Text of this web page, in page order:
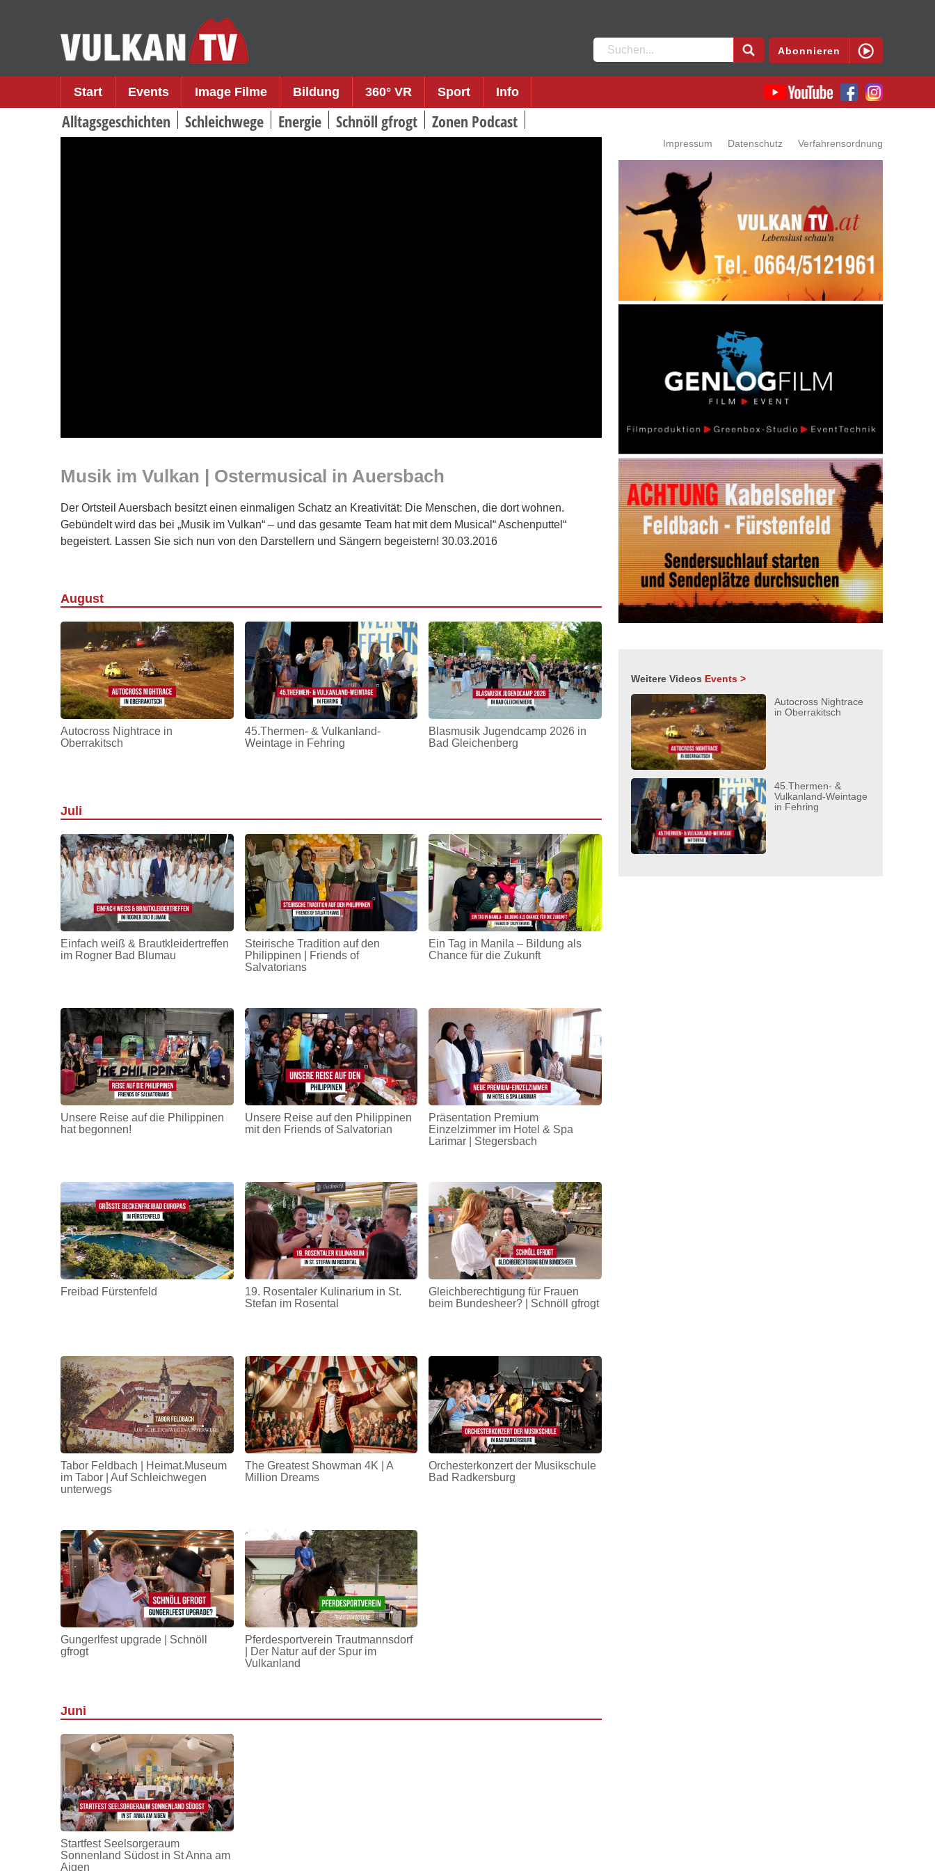
Suchen
nach:
Abonnieren
Start Events Image Filme Bildung 360° VR Sport Info
Alltagsgeschichten Schleichwege Energie Schnöll gfrogt Zonen Podcast
Musik im Vulkan | Ostermusical in Auersbach
Der Ortsteil Auersbach besitzt einen einmaligen Schatz an Kreativität: Die Menschen, die dort wohnen.
Gebündelt wird das bei „Musik im Vulkan“ – und das gesamte Team hat mit dem Musical“ Aschenputtel“
begeistert. Lassen Sie sich nun von den Darstellern und Sängern begeistern! 30.03.2016
August
Autocross Nightrace in
Oberrakitsch
45.Thermen- & Vulkanland-
Weintage in Fehring
Blasmusik Jugendcamp 2026 in
Bad Gleichenberg
Juli
Einfach weiß & Brautkleidertreffen
im Rogner Bad Blumau
Steirische Tradition auf den
Philippinen | Friends of
Salvatorians
Ein Tag in Manila – Bildung als
Chance für die Zukunft
Unsere Reise auf die Philippinen
hat begonnen!
Unsere Reise auf den Philippinen
mit den Friends of Salvatorian
Präsentation Premium
Einzelzimmer im Hotel & Spa
Larimar | Stegersbach
Freibad Fürstenfeld
19. Rosentaler Kulinarium in St.
Stefan im Rosental
Gleichberechtigung für Frauen
beim Bundesheer? | Schnöll gfrogt
Tabor Feldbach | Heimat.Museum
im Tabor | Auf Schleichwegen
unterwegs
The Greatest Showman 4K | A
Million Dreams
Orchesterkonzert der Musikschule
Bad Radkersburg
Gungerlfest upgrade | Schnöll
gfrogt
Pferdesportverein Trautmannsdorf
| Der Natur auf der Spur im
Vulkanland
Juni
Startfest Seelsorgeraum
Sonnenland Südost in St Anna am
Aigen
Impressum Datenschutz Verfahrensordnung
Weitere Videos Events >
Autocross Nightrace
in Oberrakitsch
45.Thermen- &
Vulkanland-Weintage
in Fehring